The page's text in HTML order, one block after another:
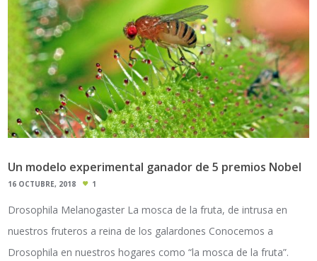
Un modelo experimental ganador de 5 premios Nobel
16 OCTUBRE, 2018 1
Drosophila Melanogaster La mosca de la fruta, de intrusa en
nuestros fruteros a reina de los galardones Conocemos a
Drosophila en nuestros hogares como “la mosca de la fruta”.